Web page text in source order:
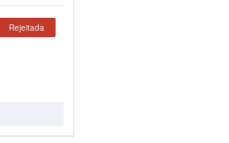
Rejeitada